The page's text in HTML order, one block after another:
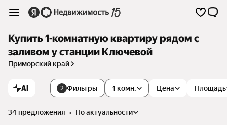
Купить 1-комнатную квартиру рядом с
заливом у станции Ключевой
Приморский край
AI 2 Фильтры 1 комн. Цена Площадь
34 предложения •
по актуальности